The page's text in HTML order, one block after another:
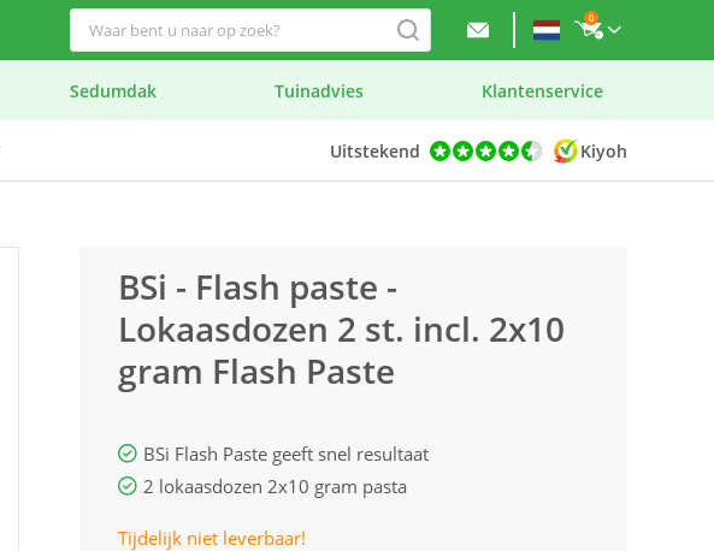
0
Sedumdak Tuinadvies Klantenservice
Uitstekend Kiyoh
BSi - Flash paste -
Lokaasdozen 2 st. incl. 2x10
gram Flash Paste
BSi Flash Paste geeft snel resultaat
2 lokaasdozen 2x10 gram pasta
Tijdelijk niet leverbaar!